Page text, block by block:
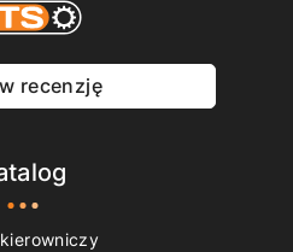
recenzję
kierowniczy